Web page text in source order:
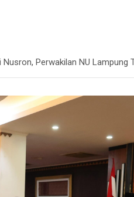
Perwakilan NU Lampung